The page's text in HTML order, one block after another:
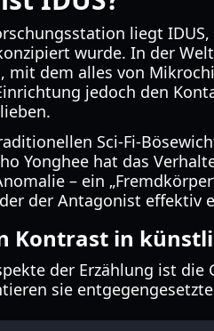
liegt
wurde. In der
mit dem alles von
jedoch den
Sci-Fi-
Yonghee hat das
– ein
der Antagonist effektiv
Kontrast in
der Erzählung ist
sie